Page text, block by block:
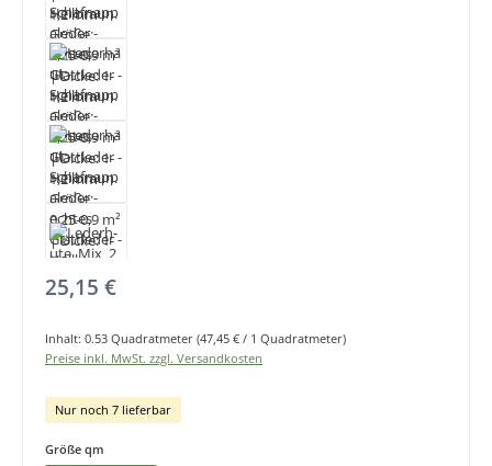
Regulärer Preis:
25,15 €
Inhalt: 0.53 Quadratmeter (47,45 € / 1 Quadratmeter)
Preise inkl. MwSt. zzgl. Versandkosten
Nur noch 7 lieferbar
Größe qm